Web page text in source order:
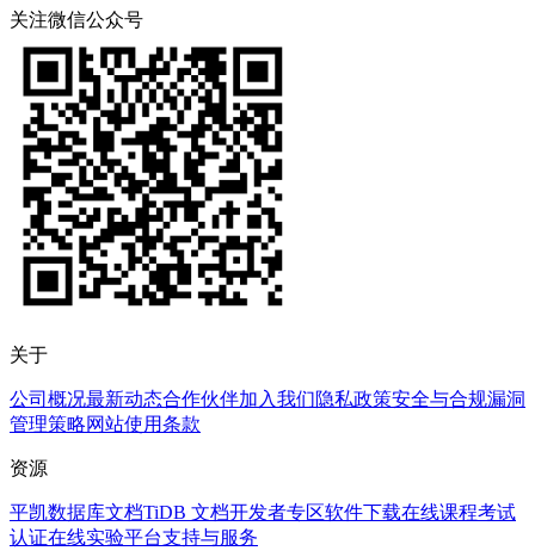
关注微信公众号
关于
公司概况最新动态合作伙伴加入我们隐私政策安全与合规漏洞
管理策略网站使用条款
资源
平凯数据库文档TiDB 文档开发者专区软件下载在线课程考试
认证在线实验平台支持与服务